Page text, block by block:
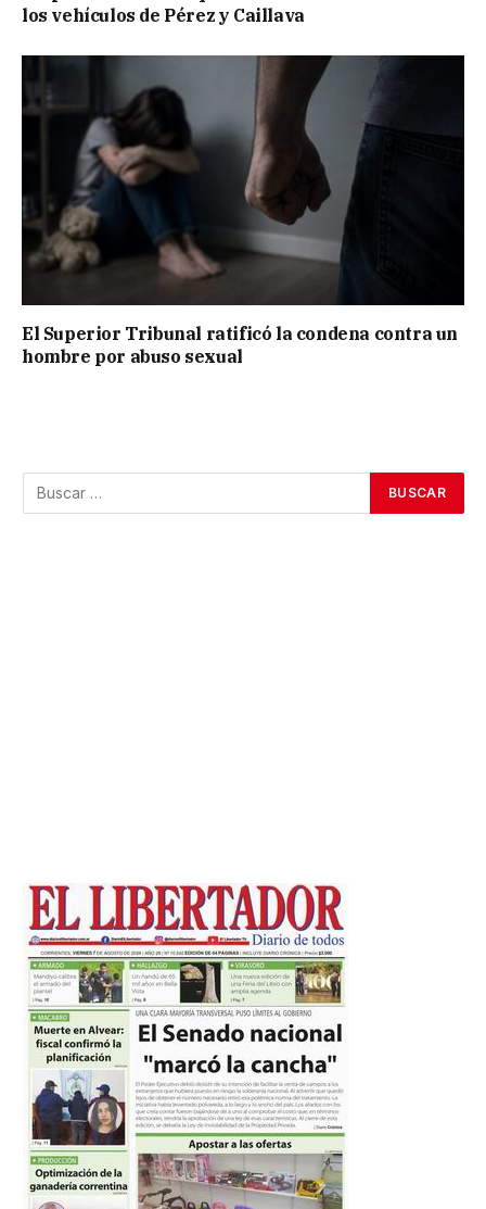
los vehículos de Pérez y Caillava
El Superior Tribunal ratificó la condena contra un
hombre por abuso sexual